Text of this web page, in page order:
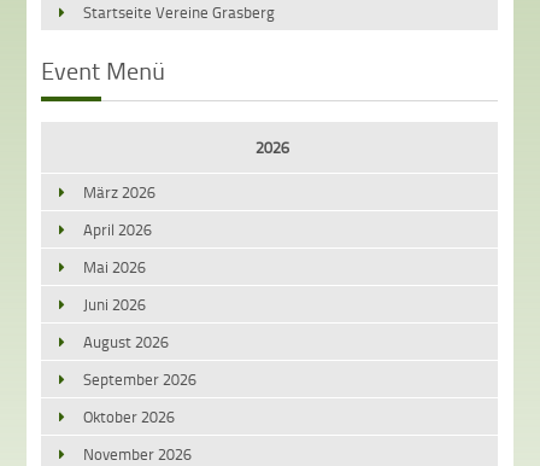
Startseite Vereine Grasberg
Event Menü
2026
März 2026
April 2026
Mai 2026
Juni 2026
August 2026
September 2026
Oktober 2026
November 2026